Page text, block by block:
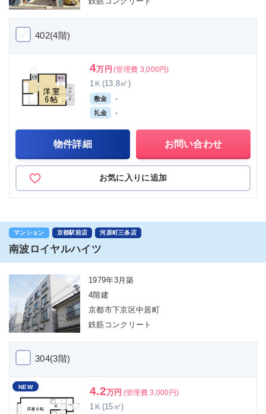
402(4階)
4万円 (管理費 3,000円)
1Ｋ(13.8㎡)
敷金 -
礼金 -
物件詳細 お問い合わせ
お気に入りに追加
マンション 京都駅前店 河原町三条店
南波ロイヤルハイツ
1979年3月築
4階建
京都市下京区中居町
鉄筋コンクリート
304(3階)
NEW 4.2万円 (管理費 3,000円)
1Ｋ(15㎡)